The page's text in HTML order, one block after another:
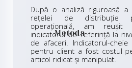
Metoda
După o analiză riguroasă a
rețelei de distribuție
operațională, am reușit
indicatorul de referință la
de afaceri. Indicatorul-
pentru client a fost costul
articol ridicat și manipulat.